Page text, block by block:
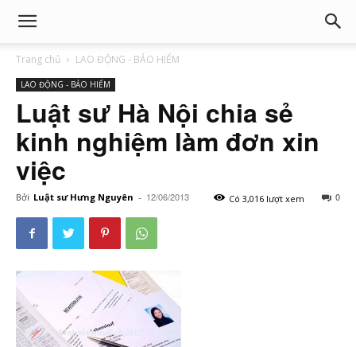
Trang chủ LAO ĐỘNG - BẢO HIỂM
LAO ĐỘNG - BẢO HIỂM
Luật sư Hà Nội chia sẻ
kinh nghiệm làm đơn xin
việc
Bởi Luật sư Hưng Nguyên - 12/06/2013 0
Có 3,016 lượt xem